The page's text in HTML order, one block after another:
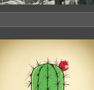
TOUT SAVOIR SUR
BASSE CALIFORNIE
DÉCOUVRIR LE SITE